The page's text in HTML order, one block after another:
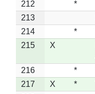
212
*
213
214
*
215
X
216
*
217
X *